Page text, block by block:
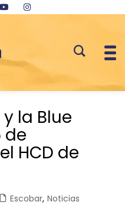
la Blue
de
HCD de
Escobar, Noticias